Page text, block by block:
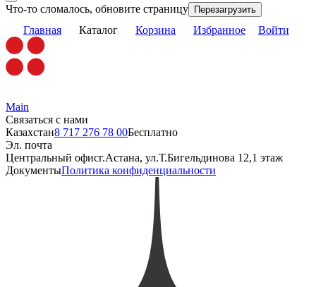
Что-то сломалось, обновите страницу Перезагрузить
Главная Каталог Корзина Избранное Войти
Main
Связаться с нами
Казахстан8 717 276 78 00Бесплатно
Эл. почта
Центральный офисг.Астана, ул.Т.Бигельдинова 12,1 этаж
ДокументыПолитика конфиденциальности